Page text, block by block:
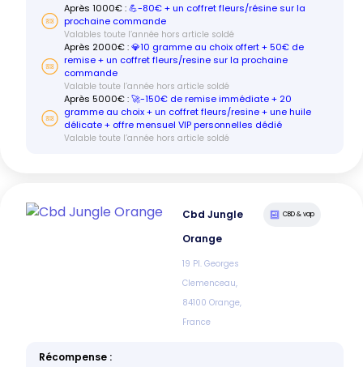
Après 1000€ :💪-80€ + un coffret fleurs/résine sur la
prochaine commande
Valables toute l’année hors article soldé
Après 2000€ :💎10 gramme au choix offert + 50€ de
remise + un coffret fleurs/resine sur la prochaine
commande
Valable toute l’année hors article soldé
Après 5000€ :🚀-150€ de remise immédiate + 20
gramme au choix + un coffret fleurs/resine + une huile
délicate + offre mensuel VIP personnelles dédié
Valable toute l’année hors article soldé
Cbd Jungle
Orange
19 Pl. Georges
Clemenceau,
84100 Orange,
France
CBD & vap
Récompense :